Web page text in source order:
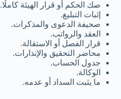
صك الحكم أو قرار الهيئة كاملًا.
إثبات التبليغ.
صحيفة الدعوى والمذكرات.
العقد والرواتب.
قرار الفصل أو الاستقالة.
محاضر التحقيق والإنذارات.
جدول الحساب.
الوكالة.
ما يثبت السداد أو عدمه.